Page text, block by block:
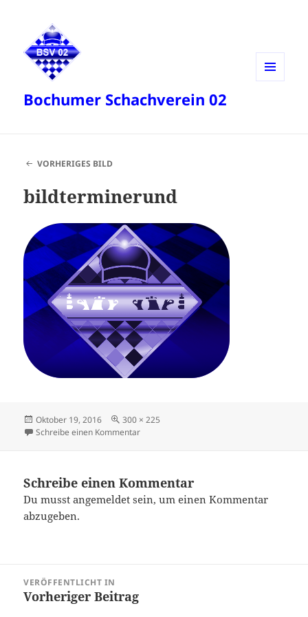
Bochumer Schachverein 02
VORHERIGES BILD
bildterminerund
Veröffentlicht
am
Oktober 19, 2016 Originalgröße
300 × 225
Schreibe einen Kommentarzu bildterminerund
Schreibe einen Kommentar
Du musstangemeldet sein, um einen Kommentar
abzugeben.
VERÖFFENTLICHT IN
Vorheriger Beitrag